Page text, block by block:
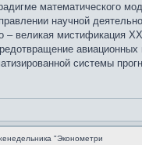
математического
научной
великая мистификация
системы
"Эконометри